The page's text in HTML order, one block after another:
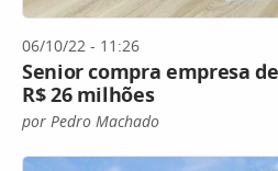
06/10/22 - 11:26
Senior compra empresa
R$ 26 milhões
por Pedro Machado